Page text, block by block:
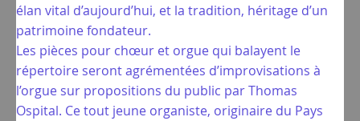
élan vital d’aujourd’hui, et la tradition, héritage d’un
patrimoine fondateur.
Les pièces pour chœur et orgue qui balayent le
répertoire seront agrémentées d’improvisations à
l’orgue sur propositions du public par Thomas
Ospital. Ce tout jeune organiste, originaire du Pays